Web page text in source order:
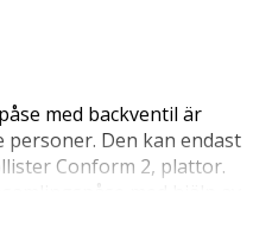
med backventil är
Den kan endast
Conform 2, plattor.
med hjälp av